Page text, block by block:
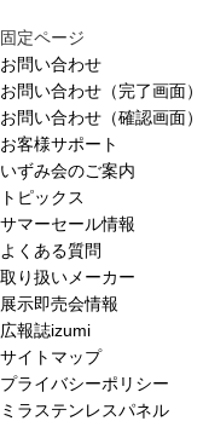
索:
固定ページ
お問い合わせ
お問い合わせ（完了画面）
お問い合わせ（確認画面）
お客様サポート
いずみ会のご案内
トピックス
サマーセール情報
よくある質問
取り扱いメーカー
展示即売会情報
広報誌izumi
サイトマップ
プライバシーポリシー
ミラステンレスパネル